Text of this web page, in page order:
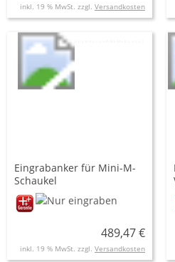
inkl. 19 % MwSt. zzgl. Versandkosten
Eingrabanker für Mini-M-
Schaukel
489,47 €
inkl. 19 % MwSt. zzgl. Versandkosten